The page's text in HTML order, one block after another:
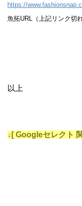
https://
魚拓URL（上記リンク切
以上
↓[ Googleセレクト